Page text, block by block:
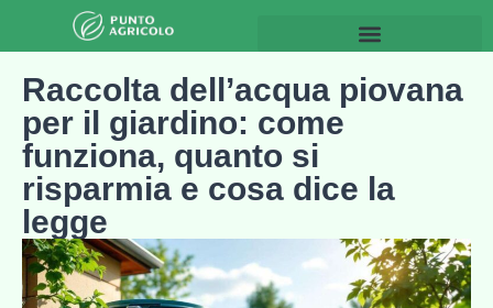
Raccolta dell’acqua piovana
per il giardino: come
funziona, quanto si
risparmia e cosa dice la
legge